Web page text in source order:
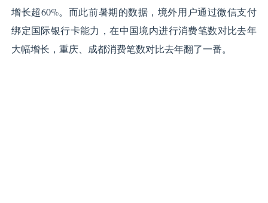
增长超60%。而此前暑期的数据，境外用户通过微信支付
绑定国际银行卡能力，在中国境内进行消费笔数对比去年
大幅增长，重庆、成都消费笔数对比去年翻了一番。